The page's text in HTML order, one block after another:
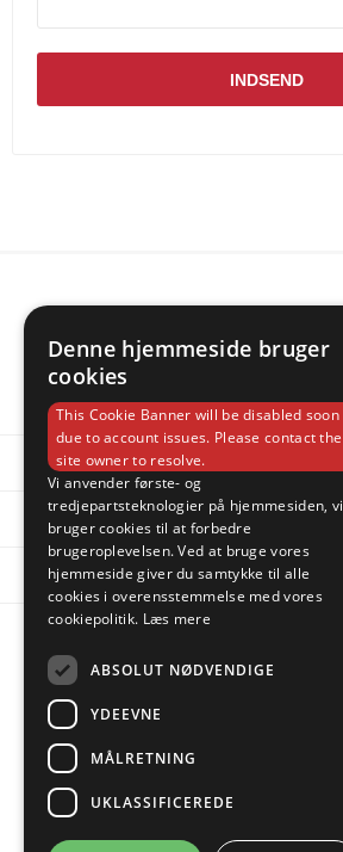
INDSEND
MIN KONTO
KUNDESERVICE
FOLLOW US
Denne hjemmeside bruger
cookies
This Cookie Banner will be disabled soon
due to account issues. Please contact the
site owner to resolve.
Vi anvender første- og
tredjepartsteknologier på hjemmesiden, vi
bruger cookies til at forbedre
brugeroplevelsen. Ved at bruge vores
hjemmeside giver du samtykke til alle
cookies i overensstemmelse med vores
cookiepolitik. Læs mere
ABSOLUT NØDVENDIGE
YDEEVNE
MÅLRETNING
UKLASSIFICEREDE